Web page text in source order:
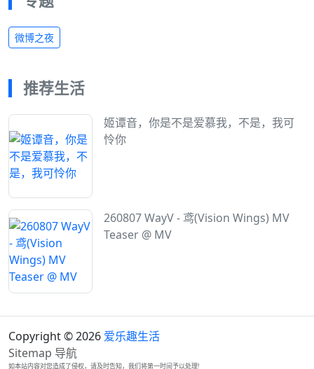
微博之夜
推荐生活
姬谭音，你是不是爱慕我，不是，我可
怜你
260807 WayV - 鸢(Vision Wings) MV
Teaser @ MV
Copyright © 2026 爱乐趣生活
Sitemap 导航
如本站内容对您造成了侵权，请及时告知，我们将第一时间予以处理!